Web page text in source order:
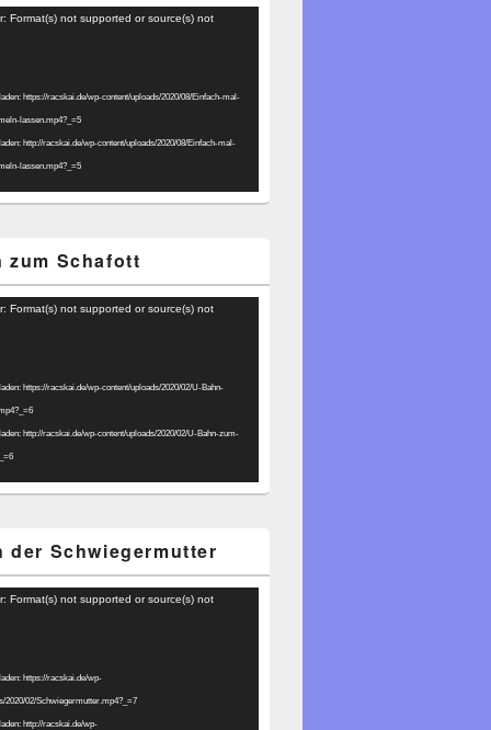
Format(s) not supported or source(s) not
https://racskai.de/wp-content/uploads/2020/08/Einfach-mal-
lassen.mp4?_=5
http://racskai.de/wp-content/uploads/2020/08/Einfach-mal-
lassen.mp4?_=5
zum Schafott
Format(s) not supported or source(s) not
https://racskai.de/wp-content/uploads/2020/02/U-Bahn-
http://racskai.de/wp-content/uploads/2020/02/U-Bahn-zum-
der Schwiegermutter
Format(s) not supported or source(s) not
https://racskai.de/wp-
2020/02/Schwiegermutter.mp4?_=7
http://racskai.de/wp-